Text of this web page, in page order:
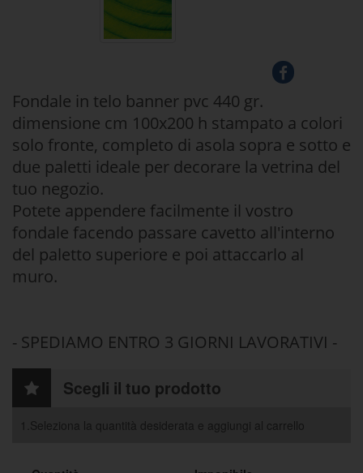
Fondale in telo banner pvc 440 gr.
dimensione cm 100x200 h stampato a colori
solo fronte, completo di asola sopra e sotto e
due paletti ideale per decorare la vetrina del
tuo negozio.
Potete appendere facilmente il vostro
fondale facendo passare cavetto all'interno
del paletto superiore e poi attaccarlo al
muro.
- SPEDIAMO ENTRO 3 GIORNI LAVORATIVI -
Scegli il tuo prodotto
1.Seleziona la quantità desiderata e aggiungi al carrello